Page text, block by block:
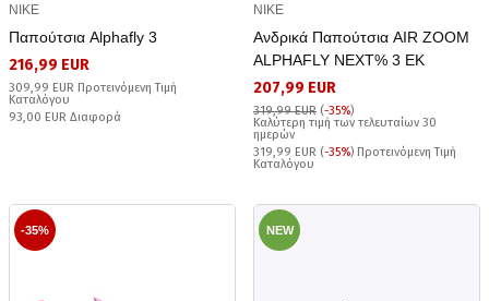
NIKE
Παπούτσια Alphafly 3
216,99 EUR
309,99 EUR Προτεινόμενη Τιμή
Καταλόγου
93,00 EUR Διαφορά
NIKE
Ανδρικά Παπούτσια AIR ZOOM
ALPHAFLY NEXT% 3 EK
207,99 EUR
319,99 EUR (-35%)
Καλύτερη τιμή των τελευταίων 30
ημερών
319,99 EUR (-35%) Προτεινόμενη Τιμή
Καταλόγου
-35% NEW